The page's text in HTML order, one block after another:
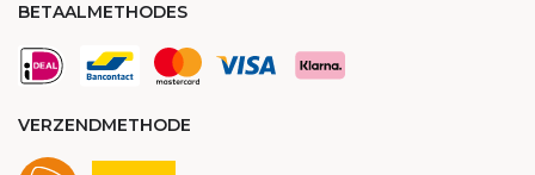
BETAALMETHODES
VERZENDMETHODE